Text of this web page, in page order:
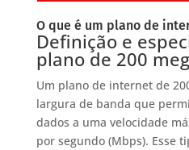
O que é um plano de
Definição e
plano de 200
Um plano de internet de
largura de banda que
dados a uma velocidade
por segundo (Mbps). Esse